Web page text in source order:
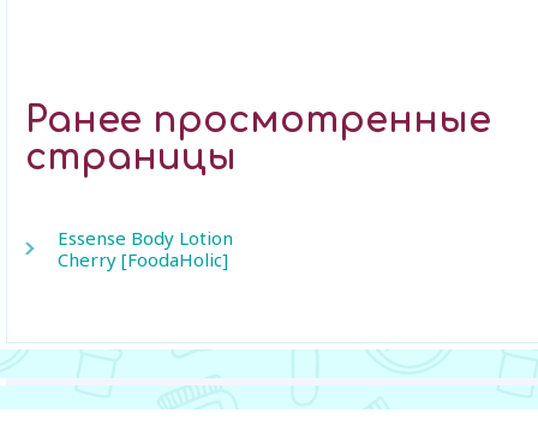
Ранее просмотренные
страницы
Essense Body Lotion
Cherry [FoodaHolic]